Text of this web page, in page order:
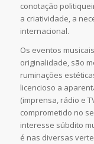
conotação
a criatividade, a
internacional.
Os eventos
originalidade, são
ruminações
licencioso a
(imprensa, rádio e
comprometido no
interesse súbdito
é nas diversas